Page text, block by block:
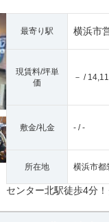
最寄り駅 横浜市
現賃料/坪単
価
－ /
敷金/礼金 - / -
所在地 横浜市都
センター北駅徒歩4分